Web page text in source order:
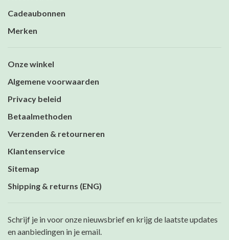
Cadeaubonnen
Merken
Onze winkel
Algemene voorwaarden
Privacy beleid
Betaalmethoden
Verzenden & retourneren
Klantenservice
Sitemap
Shipping & returns (ENG)
Schrijf je in voor onze nieuwsbrief en krijg de laatste updates
en aanbiedingen in je email.